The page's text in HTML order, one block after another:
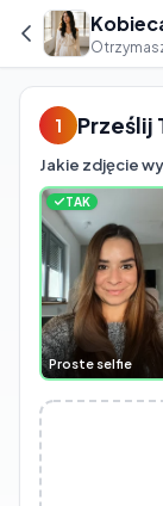
1 Prześlij
Jakie zdjęcie
TAK
Proste selfie